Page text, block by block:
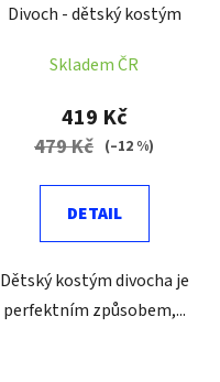
Divoch - dětský kostým
Skladem ČR
419 Kč
479 Kč (–12 %)
DETAIL
Dětský kostým divocha je
perfektním způsobem,...